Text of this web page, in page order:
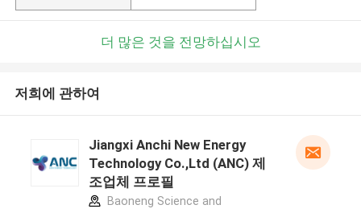
더 많은 것을 전망하십시오
저희에 관하여
Jiangxi Anchi New Energy
Technology Co.,Ltd (ANC) 제
조업체 프로필
Baoneng Science and